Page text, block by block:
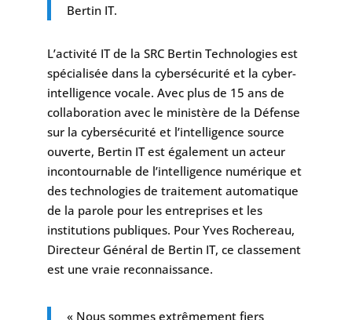
Bertin IT.
L’activité IT de la SRC Bertin Technologies est
spécialisée dans la cybersécurité et la cyber-
intelligence vocale. Avec plus de 15 ans de
collaboration avec le ministère de la Défense
sur la cybersécurité et l’intelligence source
ouverte, Bertin IT est également un acteur
incontournable de l’intelligence numérique et
des technologies de traitement automatique
de la parole pour les entreprises et les
institutions publiques. Pour Yves Rochereau,
Directeur Général de Bertin IT, ce classement
est une vraie reconnaissance.
« Nous sommes extrêmement fiers